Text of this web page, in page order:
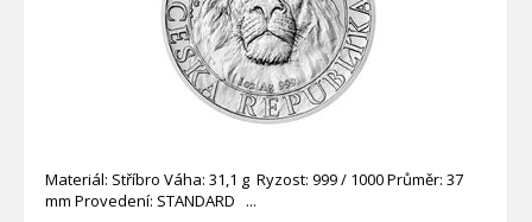
Materiál: Stříbro Váha: 31,1 g Ryzost: 999 / 1000 Průměr: 37
mm Provedení: STANDARD